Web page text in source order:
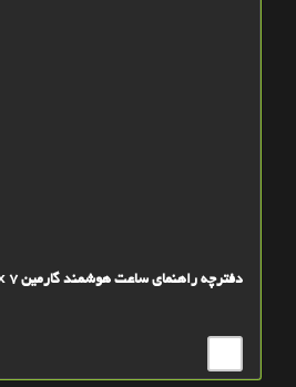
دفترچه راهنمای ساعت هوشمند گارمین Fenix 7